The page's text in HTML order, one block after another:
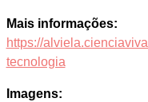
Mais informações:
https://
tecnologia
Imagens: